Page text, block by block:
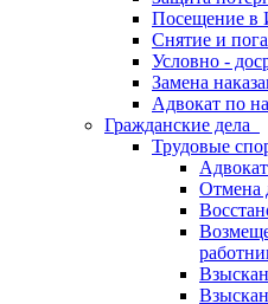
Посещение
Снятие и
Условно -
Замена
Адвокат по
Гражданские дела
Трудовые
Отмена